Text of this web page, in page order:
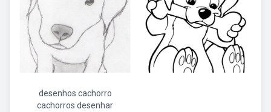
desenhos cachorro
cachorros desenhar